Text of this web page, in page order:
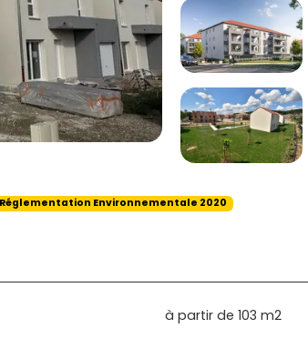
Réglementation Environnementale 2020
à partir de 103 m2